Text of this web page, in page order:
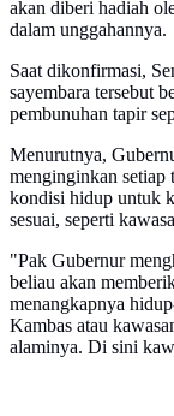
akan diberi hadiah
dalam unggahannya.
Saat dikonfirmasi,
sayembara tersebut
pembunuhan tapir
Menurutnya,
menginginkan setiap
kondisi hidup untuk
sesuai, seperti
"Pak Gubernur
beliau akan
menangkapnya
Kambas atau
alaminya. Di sini